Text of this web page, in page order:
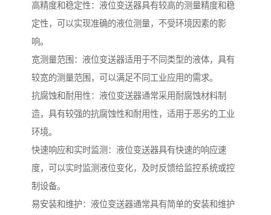
高精度和稳定性：液位变送器具有较高的测量精度和稳
定性，可以实现准确的液位测量，不受环境因素的影
响。
宽测量范围：液位变送器适用于不同类型的液体，具有
较宽的测量范围，可以满足不同工业应用的需求。
抗腐蚀和耐用性：液位变送器通常采用耐腐蚀材料制
造，具有较强的抗腐蚀性和耐用性，适用于恶劣的工业
环境。
快速响应和实时监测：液位变送器具有快速的响应速
度，可以实时监测液位变化，及时反馈给监控系统或控
制设备。
易安装和维护：液位变送器通常具有简单的安装和维护